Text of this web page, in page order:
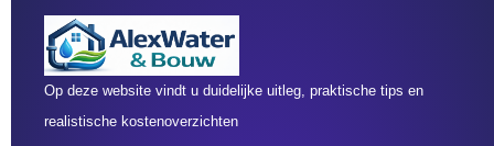
Op deze website vindt u duidelijke uitleg, praktische tips en
realistische kostenoverzichten